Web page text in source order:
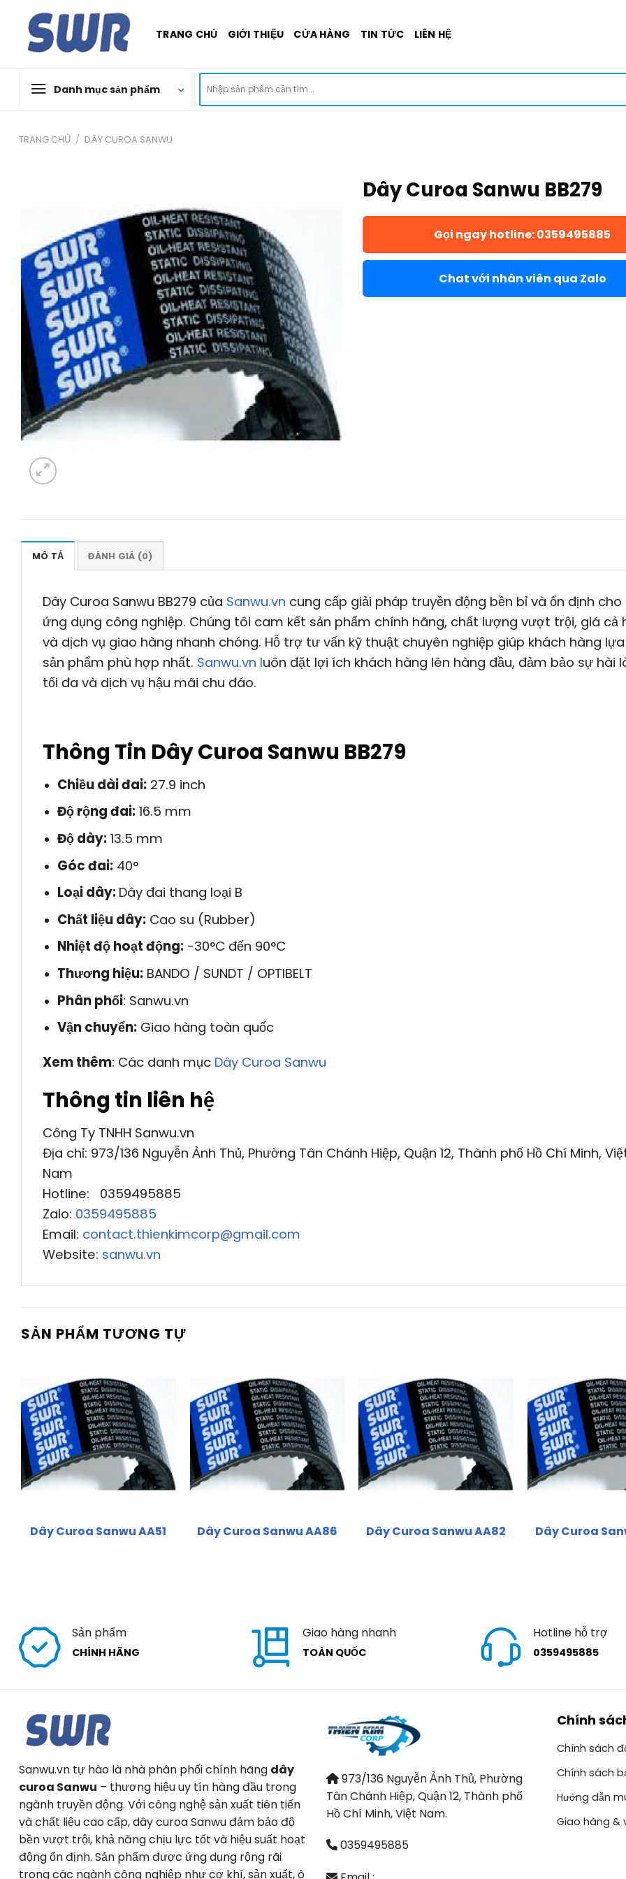
content
TRANG CHỦ GIỚI THIỆU CỬA HÀNG TIN TỨC LIÊN HỆ
Danh mục sản phẩm
kiếm:
TRANG CHỦ / DÂY CUROA SANWU
Dây Curoa Sanwu BB279
Gọi ngay hotline: 0359495885
Chat với nhân viên qua Zalo
MÔ TẢ ĐÁNH GIÁ (0)
Dây Curoa Sanwu BB279 của Sanwu.vn cung cấp giải pháp truyền động bền bỉ và ổn định
ứng dụng công nghiệp. Chúng tôi cam kết sản phẩm chính hãng, chất lượng vượt trội, giá cả
và dịch vụ giao hàng nhanh chóng. Hỗ trợ tư vấn kỹ thuật chuyên nghiệp giúp khách hàng
sản phẩm phù hợp nhất. Sanwu.vn luôn đặt lợi ích khách hàng lên hàng đầu, đảm bảo sự hài
tối đa và dịch vụ hậu mãi chu đáo.
Thông Tin Dây Curoa Sanwu BB279
Chiều dài đai:27.9 inch
Độ rộng đai:16.5 mm
Độ dày:13.5 mm
Góc đai:40°
Loại dây: Dây đai thang loại B
Chất liệu dây:Cao su (Rubber)
Nhiệt độ hoạt động:-30°C đến 90°C
Thương hiệu:BANDO / SUNDT / OPTIBELT
Phân phối: Sanwu.vn
Vận chuyển:Giao hàng toàn quốc
Xem thêm: Các danh mục Dây Curoa Sanwu
Thông tin liên hệ
Công Ty TNHH Sanwu.vn
Địa chỉ: 973/136 Nguyễn Ảnh Thủ, Phường Tân Chánh Hiệp, Quận 12, Thành phố Hồ Chí Minh,
Nam
Hotline: 0359495885
Zalo: 0359495885
Email: contact.thienkimcorp@gmail.com
Website: sanwu.vn
SẢN PHẨM TƯƠNG TỰ
Dây Curoa Sanwu AA51 Dây Curoa Sanwu AA86 Dây Curoa Sanwu AA82 Dây Curoa
Sản phẩm
CHÍNH HÃNG
Giao hàng nhanh
TOÀN QUỐC
Hotline hỗ trợ
0359495885
Sanwu.vn tự hào là nhà phân phối chính hãng dây
curoa Sanwu – thương hiệu uy tín hàng đầu trong
ngành truyền động. Với công nghệ sản xuất tiên tiến
và chất liệu cao cấp, dây curoa Sanwu đảm bảo độ
bền vượt trội, khả năng chịu lực tốt và hiệu suất hoạt
động ổn định. Sản phẩm được ứng dụng rộng rãi
trong các ngành công nghiệp như cơ khí, sản xuất, ô
973/136 Nguyễn Ảnh Thủ, Phường
Tân Chánh Hiệp, Quận 12, Thành phố
Hồ Chí Minh, Việt Nam.
0359495885
Chính
Chính sách
Chính sách
Hướng dẫn
Giao hàng &